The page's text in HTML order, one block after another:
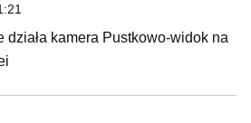
działa kamera Pustkowo-widok na